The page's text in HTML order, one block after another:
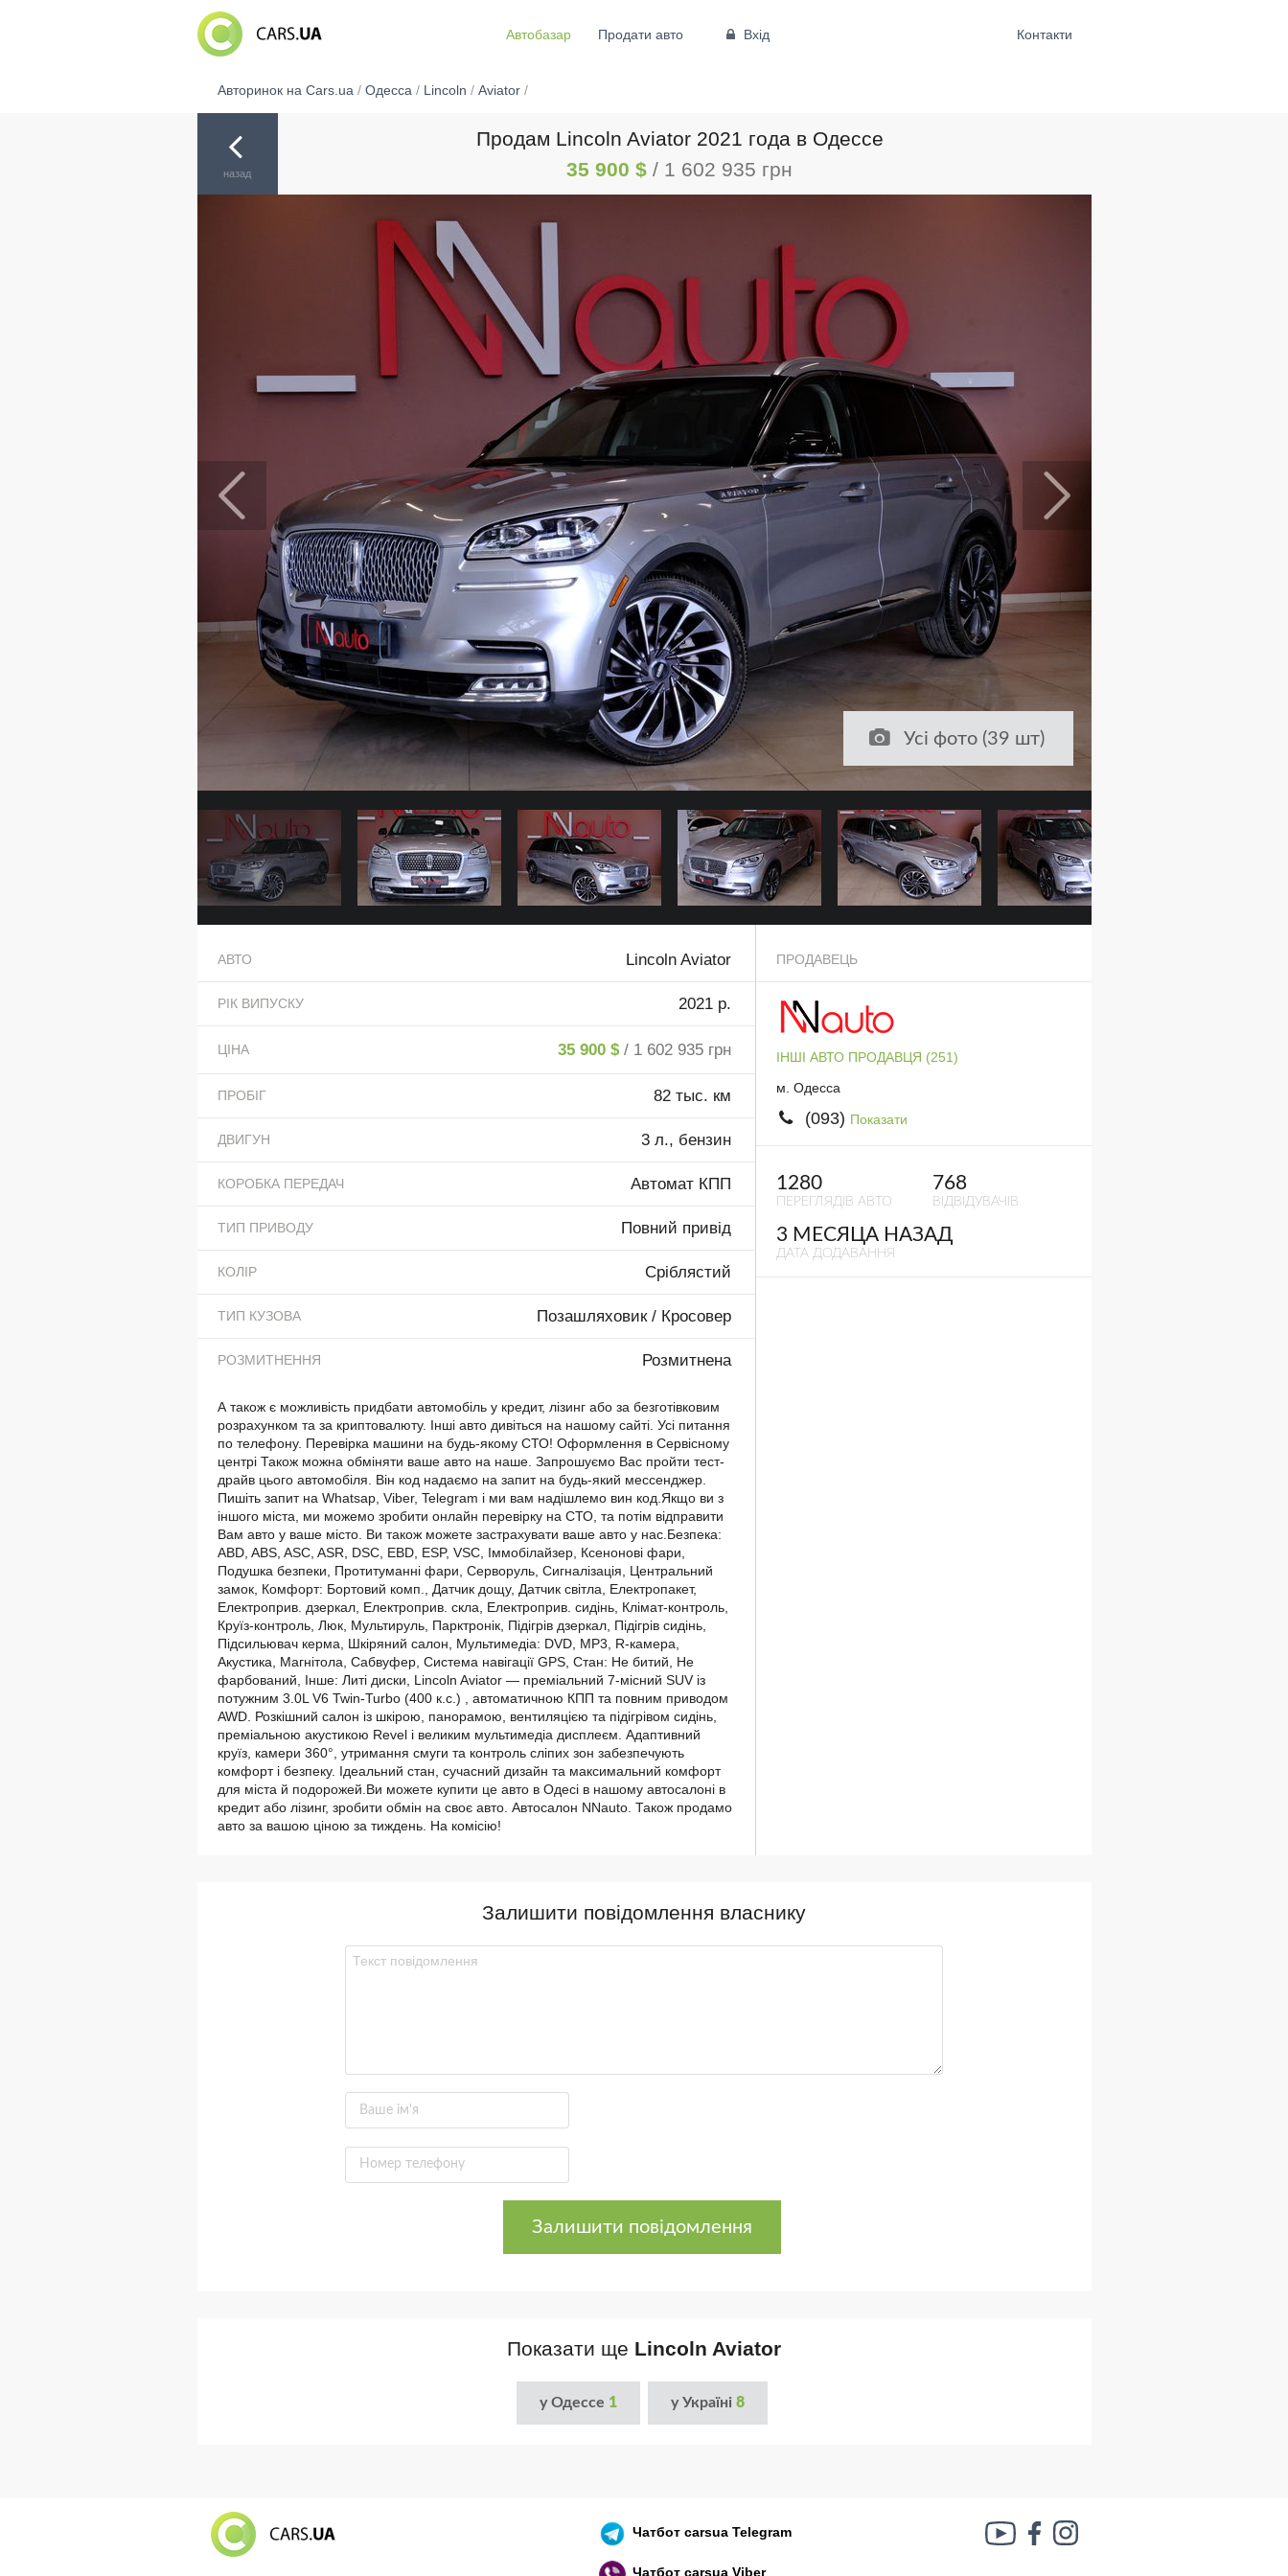
Автобазар Продати авто Вхід Контакти
Авторинок на Cars.ua / Одесса / Lincoln / Aviator/
назад
Продам Lincoln Aviator 2021 года в Одессе
35 900 $ / 1 602 935 грн
Усі фото (39 шт)
АВТО Lincoln Aviator
РІК ВИПУСКУ 2021 р.
ЦІНА 35 900 $ / 1 602 935 грн
ПРОБІГ 82 тыс. км
ДВИГУН 3 л., бензин
КОРОБКА ПЕРЕДАЧ Автомат КПП
ТИП ПРИВОДУ Повний привід
КОЛІР Сріблястий
ТИП КУЗОВА Позашляховик / Кросовер
РОЗМИТНЕННЯ Розмитнена
А також є можливість придбати автомобіль у кредит, лізинг або за безготівковим
розрахунком та за криптовалюту. Інші авто дивіться на нашому сайті. Усі питання
по телефону. Перевірка машини на будь-якому СТО! Оформлення в Сервісному
центрі Також можна обміняти ваше авто на наше. Запрошуємо Вас пройти тест-
драйв цього автомобіля. Він код надаємо на запит на будь-який мессенджер.
Пишіть запит на Whatsap, Viber, Telegram і ми вам надішлемо вин код.Якщо ви з
іншого міста, ми можемо зробити онлайн перевірку на СТО, та потім відправити
Вам авто у ваше місто. Ви також можете застрахувати ваше авто у нас.Безпека:
ABD, ABS, ASC, ASR, DSC, EBD, ESP, VSC, Іммобілайзер, Ксенонові фари,
Подушка безпеки, Протитуманні фари, Серворуль, Сигналізація, Центральний
замок, Комфорт: Бортовий комп., Датчик дощу, Датчик світла, Електропакет,
Електроприв. дзеркал, Електроприв. скла, Електроприв. сидінь, Клімат-контроль,
Круїз-контроль, Люк, Мультируль, Парктронік, Підігрів дзеркал, Підігрів сидінь,
Підсильювач керма, Шкіряний салон, Мультимедіа: DVD, MP3, R-камера,
Акустика, Магнітола, Сабвуфер, Система навігації GPS, Стан: Не битий, Не
фарбований, Інше: Литі диски, Lincoln Aviator — преміальний 7-місний SUV із
потужним 3.0L V6 Twin-Turbo (400 к.с.) , автоматичною КПП та повним приводом
AWD. Розкішний салон із шкірою, панорамою, вентиляцією та підігрівом сидінь,
преміальною акустикою Revel і великим мультимедіа дисплеєм. Адаптивний
круїз, камери 360°, утримання смуги та контроль сліпих зон забезпечують
комфорт і безпеку. Ідеальний стан, сучасний дизайн та максимальний комфорт
для міста й подорожей.Ви можете купити це авто в Одесі в нашому автосалоні в
кредит або лізинг, зробити обмін на своє авто. Автосалон NNauto. Також продамо
авто за вашою ціною за тиждень. На комісію!
ПРОДАВЕЦЬ
ІНШІ АВТО ПРОДАВЦЯ (251)
м. Одесса
(093) Показати
1280
ПЕРЕГЛЯДІВ АВТО
768
ВІДВІДУВАЧІВ
3 МЕСЯЦА НАЗАД
ДАТА ДОДАВАННЯ
Залишити повідомлення власнику
Залишити повідомлення
Показати ще Lincoln Aviator
у Одессе 1 у Україні 8
Чатботcarsua Telegram
Чатботcarsua Viber